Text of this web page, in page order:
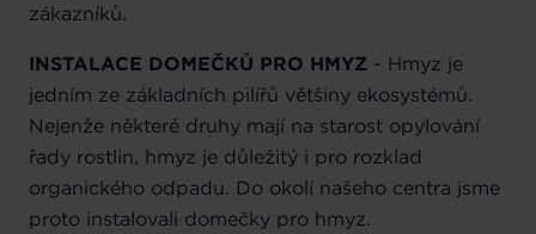
zákazníků.
INSTALACE DOMEČKŮ PRO HMYZ - Hmyz je
jedním ze základních pilířů většiny ekosystémů.
Nejenže některé druhy mají na starost opylování
řady rostlin, hmyz je důležitý i pro rozklad
organického odpadu. Do okolí našeho centra jsme
proto instalovali domečky pro hmyz.